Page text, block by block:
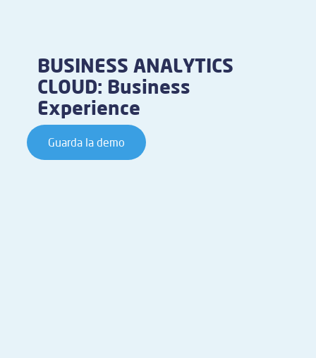
BUSINESS ANALYTICS
CLOUD: Business
Experience
Guarda la demo